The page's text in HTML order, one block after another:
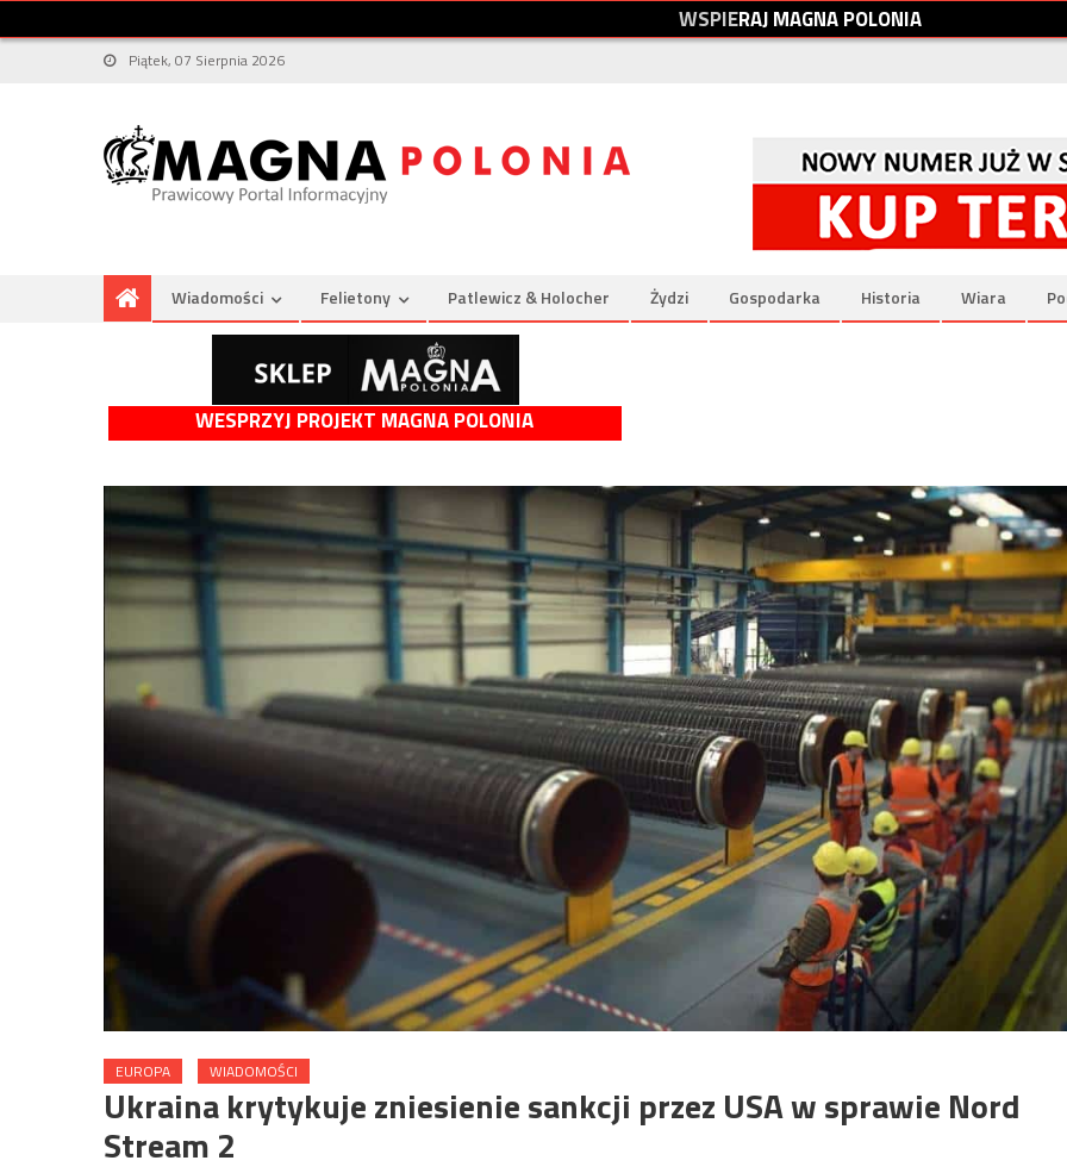
WSPIERAJMAGNAPOLONIA
Piątek, 07 Sierpnia 2026
Wiadomości Felietony Patlewicz & Holocher Żydzi Gospodarka Historia Wiara
WESPRZYJ PROJEKT MAGNA POLONIA
EUROPA WIADOMOŚCI
Ukraina krytykuje zniesienie sankcji przez USA w sprawie Nord
Stream 2